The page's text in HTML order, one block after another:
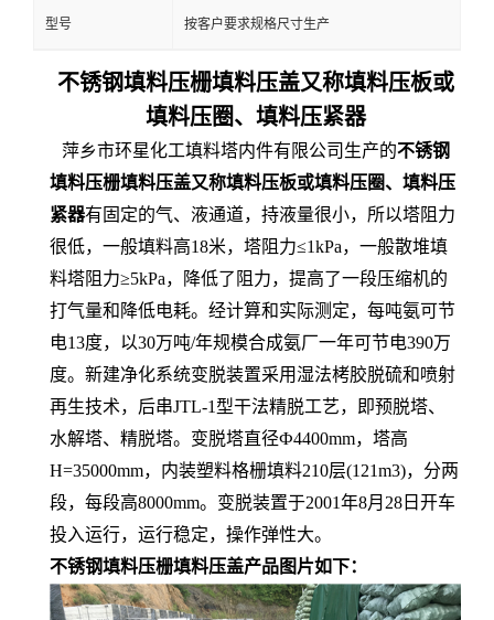
型号 按客户要求规格尺寸生产
不锈钢填料压栅填料压盖又称填料压板或
填料压圈、填料压紧器
萍乡市环星化工填料塔内件有限公司生产的不锈钢
填料压栅填料压盖又称填料压板或填料压圈、填料压
紧器有固定的气、液通道，持液量很小，所以塔阻力
很低，一般填料高18米，塔阻力≤1kPa，一般散堆填
料塔阻力≥5kPa，降低了阻力，提高了一段压缩机的
打气量和降低电耗。经计算和实际测定，每吨氨可节
电13度，以30万吨/年规模合成氨厂一年可节电390万
度。新建净化系统变脱装置采用湿法栲胶脱硫和喷射
再生技术，后串JTL-1型干法精脱工艺，即预脱塔、
水解塔、精脱塔。变脱塔直径Ф4400mm，塔高
H=35000mm，内装塑料格栅填料210层(121m3)，分两
段，每段高8000mm。变脱装置于2001年8月28日开车
投入运行，运行稳定，操作弹性大。
不锈钢填料压栅填料压盖产品图片如下：